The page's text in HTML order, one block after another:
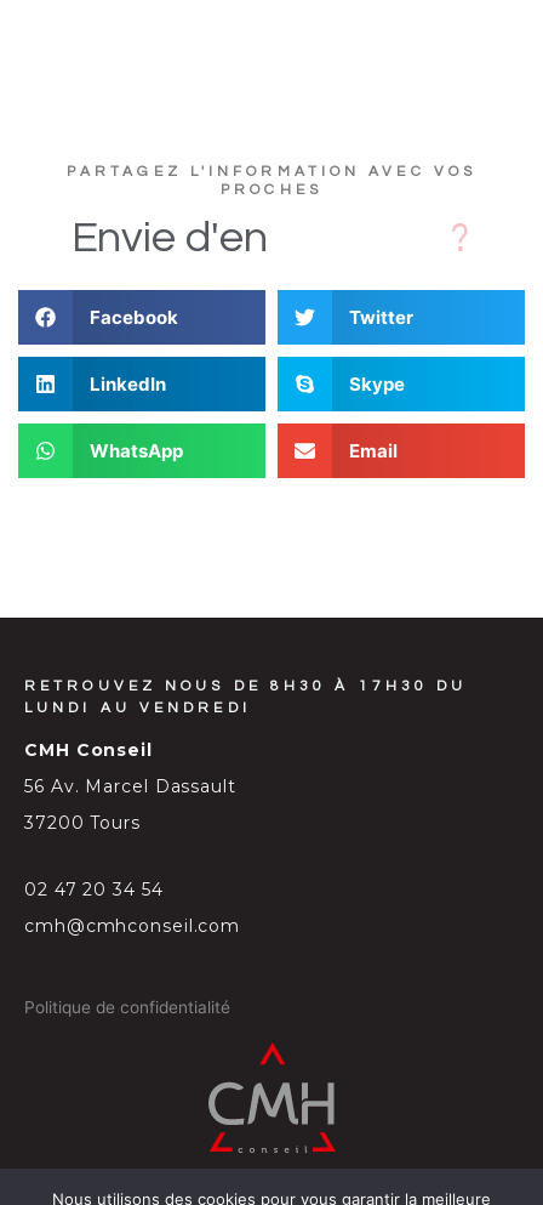
PARTAGEZ L'INFORMATION AVEC VOS
PROCHES
Envie d'en
Facebook Twitter
LinkedIn Skype
WhatsApp Email
RETROUVEZ NOUS DE 8H30 À 17H30 DU
LUNDI AU VENDREDI
CMH Conseil
56 Av. Marcel Dassault
37200 Tours
02 47 20 34 54
cmh@cmhconseil.com
Politique de confidentialité
Nous utilisons des cookies pour vous garantir la meilleure